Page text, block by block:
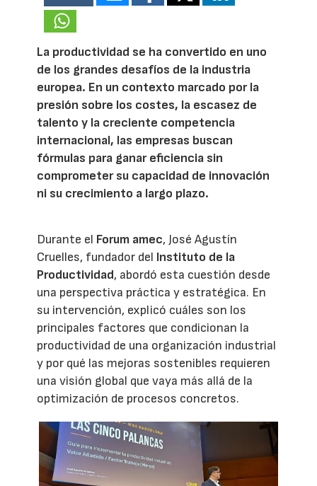
La productividad se ha convertido en uno
de los grandes desafíos de la industria
europea. En un contexto marcado por la
presión sobre los costes, la escasez de
talento y la creciente competencia
internacional, las empresas buscan
fórmulas para ganar eficiencia sin
comprometer su capacidad de innovación
ni su crecimiento a largo plazo.
Durante el Forum amec, José Agustín
Cruelles, fundador del Instituto de la
Productividad, abordó esta cuestión desde
una perspectiva práctica y estratégica. En
su intervención, explicó cuáles son los
principales factores que condicionan la
productividad de una organización industrial
y por qué las mejoras sostenibles requieren
una visión global que vaya más allá de la
optimización de procesos concretos.